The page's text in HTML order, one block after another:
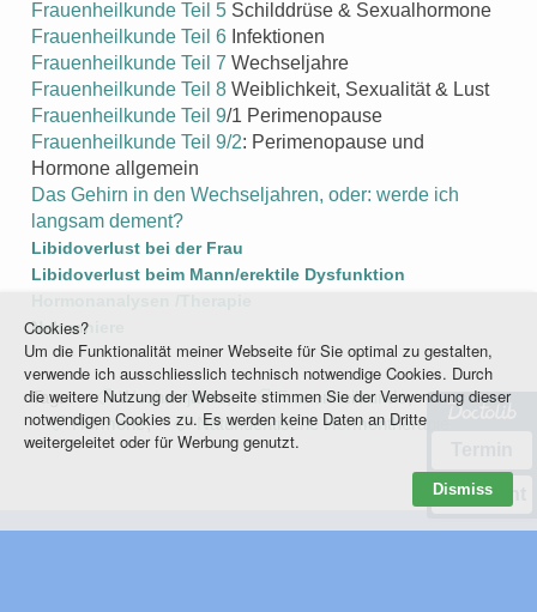
Nachricht
Frauenheilkunde Teil 5 Schilddrüse & Sexualhormone
Frauenheilkunde Teil 6 Infektionen
Frauenheilkunde Teil 7 Wechseljahre
Frauenheilkunde Teil 8 Weiblichkeit, Sexualität & Lust
Frauenheilkunde Teil 9/1 Perimenopause
Frauenheilkunde Teil 9/2: Perimenopause und
Hormone allgemein
Das Gehirn in den Wechseljahren, oder: werde ich
langsam dement?
Libidoverlust bei der Frau
Libidoverlust beim Mann/erektile Dysfunktion
Nebenniere
Tags: Wechseljahre, Frauenheilkunde,
Hormone, Naturidentische Hormontherapie
Cookies?
Um die Funktionalität meiner Webseite für Sie optimal zu gestalten,
verwende ich ausschliesslich technisch notwendige Cookies. Durch
die weitere Nutzung der Webseite stimmen Sie der Verwendung dieser
notwendigen Cookies zu. Es werden keine Daten an Dritte
weitergeleitet oder für Werbung genutzt.
Dismiss